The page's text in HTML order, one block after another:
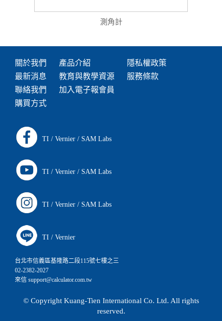
測角計
關於我們
最新消息
聯絡我們
購買方式
產品介紹
教育與教學資源
加入電子報會員
隱私權政策
服務條款
TI / Vernier / SAM Labs
TI / Vernier / SAM Labs
TI / Vernier / SAM Labs
TI / Vernier
台北市信義區基隆路二段115號七樓之三
02-2382-2027
來信 support@calculator.com.tw
© Copyright Kuang-Tien International Co. Ltd. All rights
reserved.